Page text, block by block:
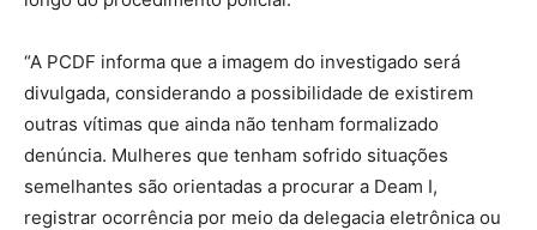
“A PCDF informa que a imagem do investigado será
divulgada, considerando a possibilidade de existirem
outras vítimas que ainda não tenham formalizado
denúncia. Mulheres que tenham sofrido situações
semelhantes são orientadas a procurar a Deam I,
registrar ocorrência por meio da delegacia eletrônica ou